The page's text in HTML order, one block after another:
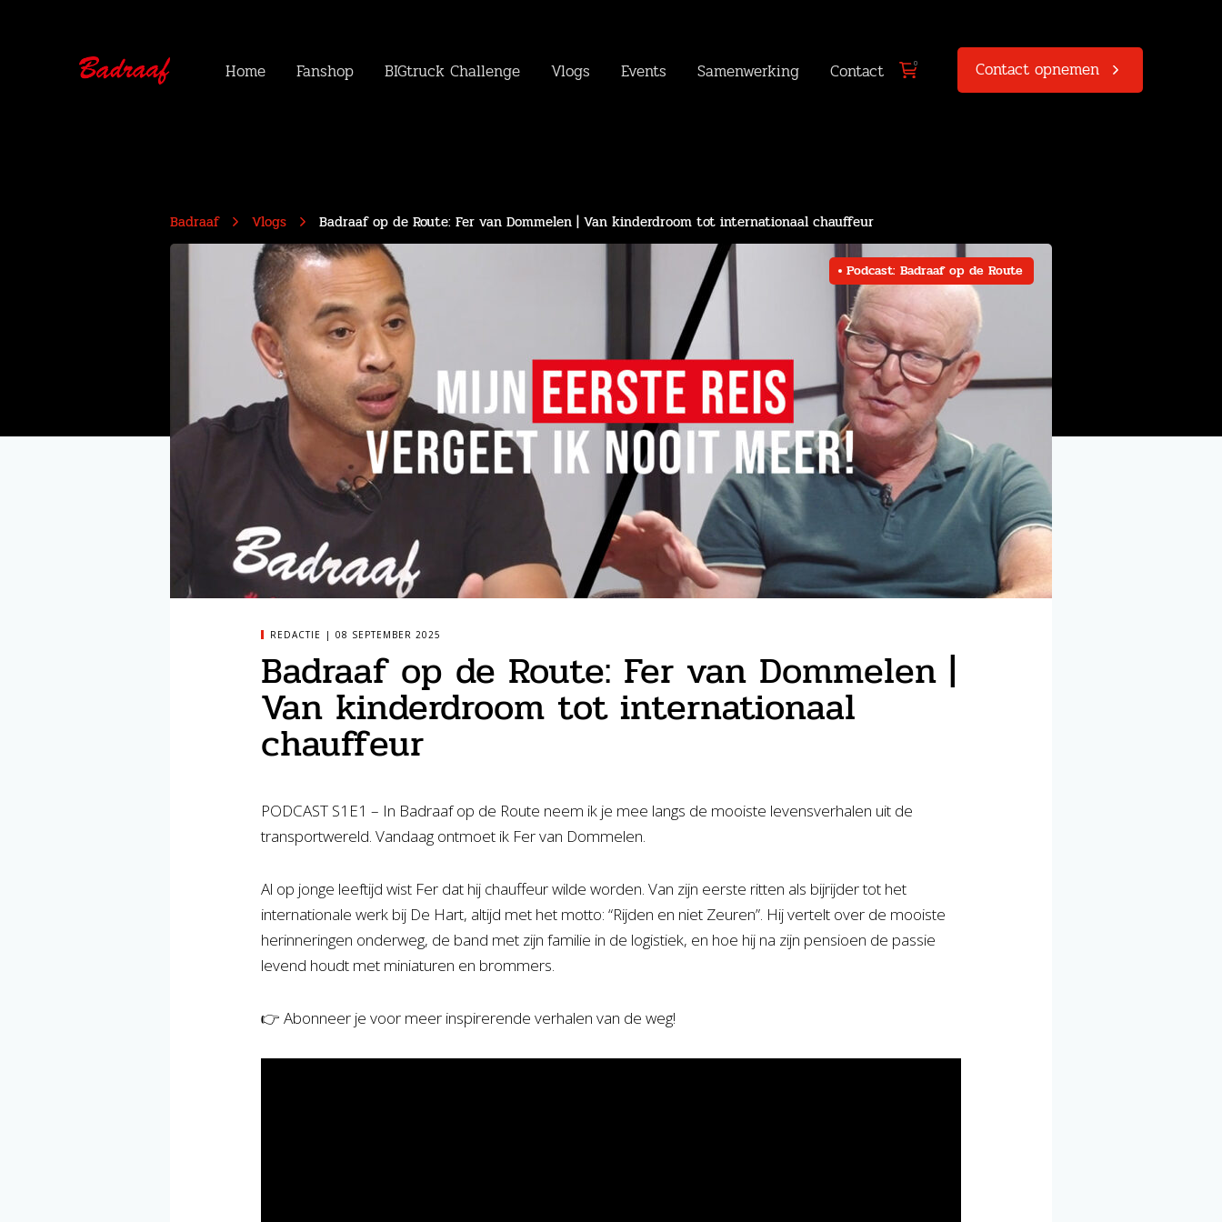
Home Fanshop BIGtruck Challenge Vlogs Events Samenwerking Contact 0 Contact opnemen
Badraaf Vlogs Badraaf op de Route: Fer van Dommelen | Van kinderdroom tot internationaal chauffeur
Podcast: Badraaf op de Route
REDACTIE 08 SEPTEMBER 2025
Badraaf op de Route: Fer van Dommelen |
Van kinderdroom tot internationaal
chauffeur
PODCAST S1E1 – In Badraaf op de Route neem ik je mee langs de mooiste levensverhalen uit de
transportwereld. Vandaag ontmoet ik Fer van Dommelen.
Al op jonge leeftijd wist Fer dat hij chauffeur wilde worden. Van zijn eerste ritten als bijrijder tot het
internationale werk bij De Hart, altijd met het motto: “Rijden en niet Zeuren”. Hij vertelt over de mooiste
herinneringen onderweg, de band met zijn familie in de logistiek, en hoe hij na zijn pensioen de passie
levend houdt met miniaturen en brommers.
👉 Abonneer je voor meer inspirerende verhalen van de weg!